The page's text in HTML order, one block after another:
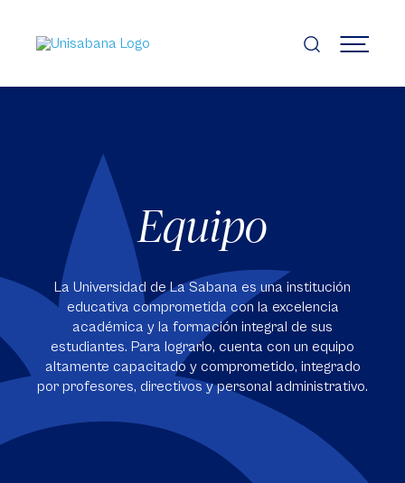
contenido
principal
MENÚ
Equipo
La Universidad de La Sabana es una institución
educativa comprometida con la excelencia
académica y la formación integral de sus
estudiantes. Para lograrlo, cuenta con un equipo
altamente capacitado y comprometido, integrado
por profesores, directivos y personal administrativo.